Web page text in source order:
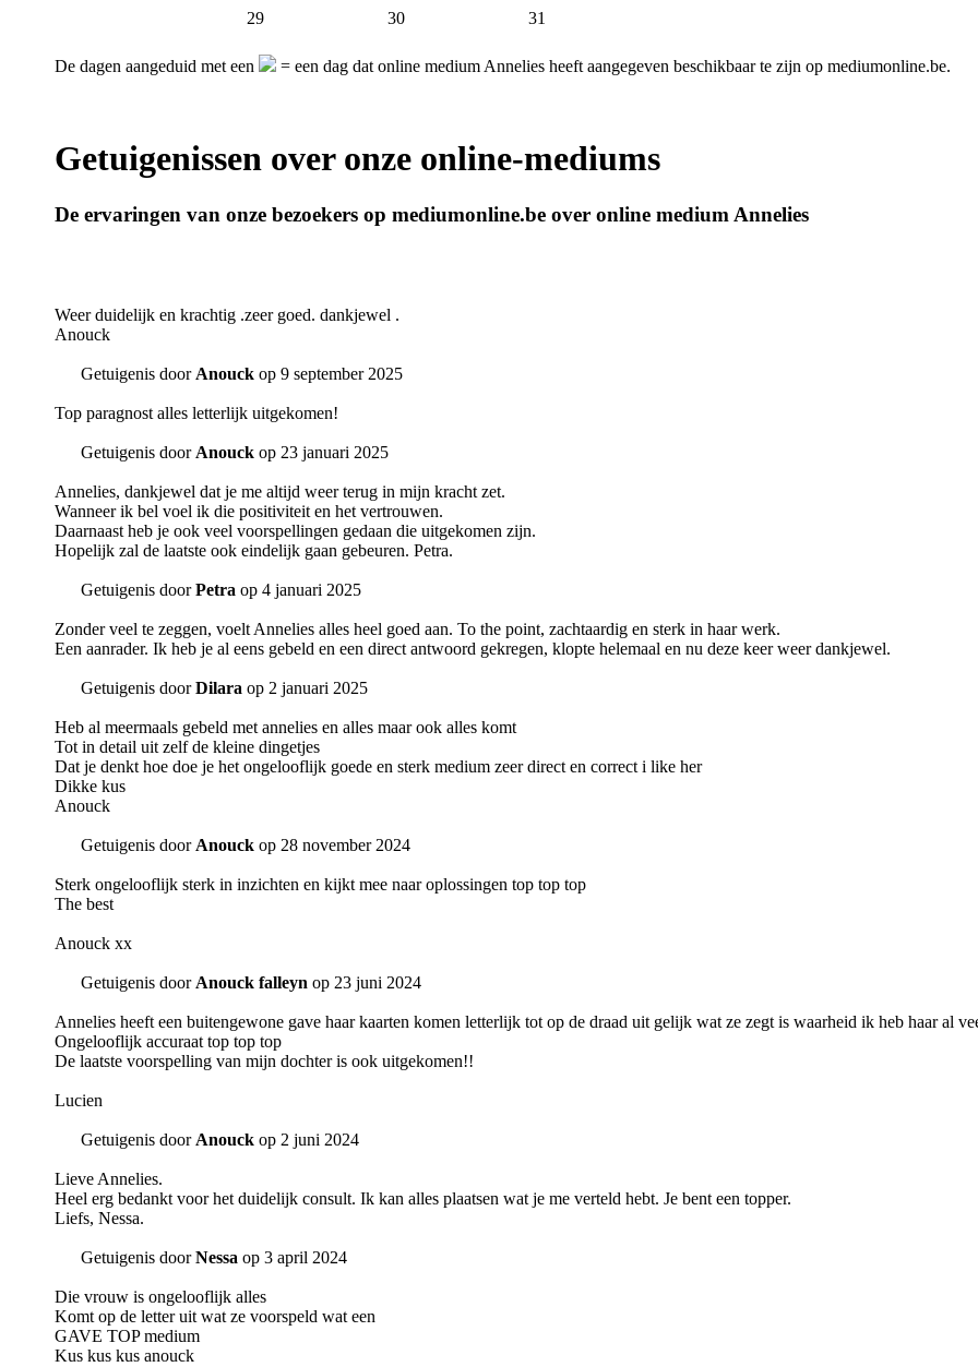
29
30 31
De dagen aangeduid met een = een dag dat online medium Annelies heeft aangegeven beschikbaar te zijn op mediumonline.be.
Getuigenissen over onze online-mediums
De ervaringen van onze bezoekers op mediumonline.be over online medium Annelies
Weer duidelijk en krachtig .zeer goed. dankjewel .
Anouck
Getuigenis door Anouck op 9 september 2025
Top paragnost alles letterlijk uitgekomen!
Getuigenis door Anouck op 23 januari 2025
Annelies, dankjewel dat je me altijd weer terug in mijn kracht zet.
Wanneer ik bel voel ik die positiviteit en het vertrouwen.
Daarnaast heb je ook veel voorspellingen gedaan die uitgekomen zijn.
Hopelijk zal de laatste ook eindelijk gaan gebeuren. Petra.
Getuigenis doorPetra op 4 januari 2025
Zonder veel te zeggen, voelt Annelies alles heel goed aan. To the point, zachtaardig en sterk in haar werk.
Een aanrader. Ik heb je al eens gebeld en een direct antwoord gekregen, klopte helemaal en nu deze keer weer dankjewel.
Getuigenis doorDilara op 2 januari 2025
Heb al meermaals gebeld met annelies en alles maar ook alles komt
Tot in detail uit zelf de kleine dingetjes
Dat je denkt hoe doe je het ongelooflijk goede en sterk medium zeer direct en correct i like her
Dikke kus
Anouck
Getuigenis door Anouck op 28 november 2024
Sterk ongelooflijk sterk in inzichten en kijkt mee naar oplossingen top top top
The best
Anouck xx
Getuigenis door Anouck falleyn op 23 juni 2024
Annelies heeft een buitengewone gave haar kaarten komen letterlijk tot op de draad uit gelijk wat ze zegt is waarheid ik heb haar al
Ongelooflijk accuraat top top top
De laatste voorspelling van mijn dochter is ook uitgekomen!!
Lucien
Getuigenis door Anouck op 2 juni 2024
Lieve Annelies.
Heel erg bedankt voor het duidelijk consult. Ik kan alles plaatsen wat je me verteld hebt. Je bent een topper.
Liefs, Nessa.
Getuigenis doorNessa op 3 april 2024
Die vrouw is ongelooflijk alles
Komt op de letter uit wat ze voorspeld wat een
GAVE TOP medium
Kus kus kus anouck